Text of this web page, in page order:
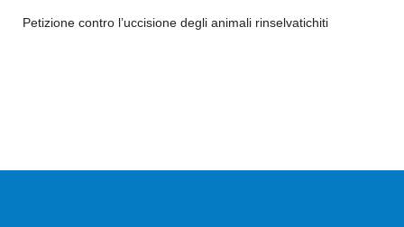
Petizione contro l’uccisione degli animali rinselvatichiti